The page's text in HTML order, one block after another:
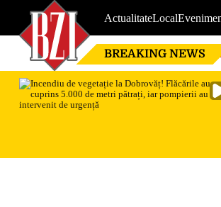
ActualitateLocal
BREAKING NEWS
de